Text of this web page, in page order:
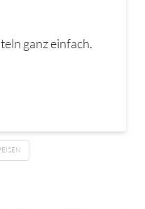
ganz einfach.